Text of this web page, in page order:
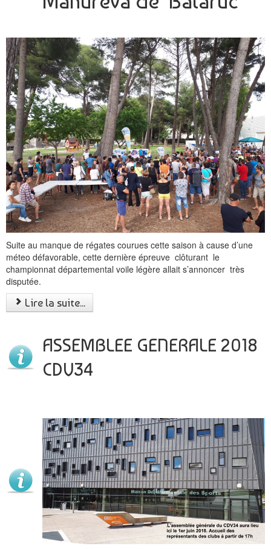
Suite au manque de régates courues cette saison à cause d’une
méteo défavorable, cette dernière épreuve clôturant le
championnat départemental voile légère allait s’annoncer très
disputée.
Lire la suite...
ASSEMBLEE GENERALE 2018
CDV34